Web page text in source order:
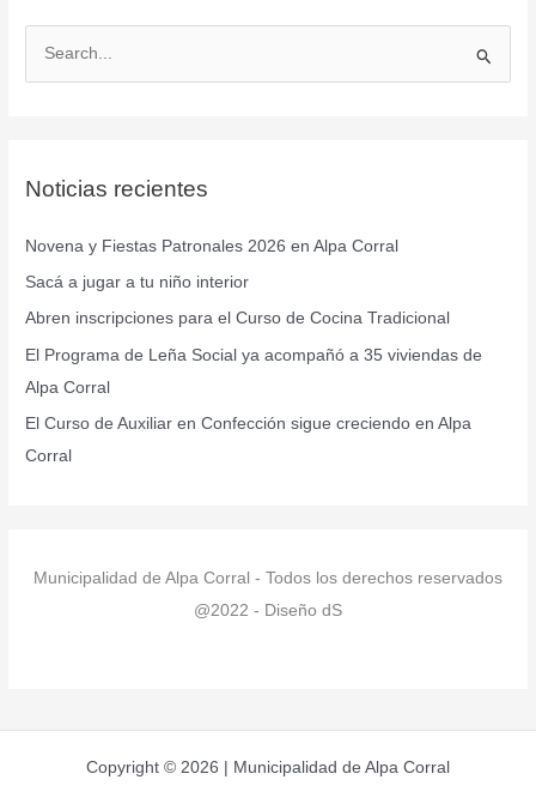
a
p
o
r
:
Noticias recientes
Novena y Fiestas Patronales 2026 en Alpa Corral
Sacá a jugar a tu niño interior
Abren inscripciones para el Curso de Cocina Tradicional
El Programa de Leña Social ya acompañó a 35 viviendas de
Alpa Corral
El Curso de Auxiliar en Confección sigue creciendo en Alpa
Corral
Municipalidad de Alpa Corral - Todos los derechos reservados
@2022 - Diseño dS
Copyright © 2026 | Municipalidad de Alpa Corral